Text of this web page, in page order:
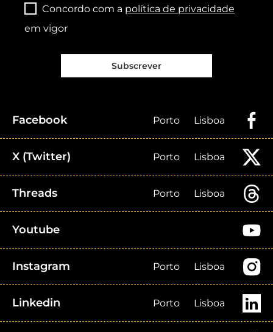
Concordo com a política de privacidade
em vigor
Subscrever
Facebook Porto Lisboa
X (Twitter) Porto Lisboa
Threads Porto Lisboa
Youtube
Instagram Porto Lisboa
Linkedin Porto Lisboa